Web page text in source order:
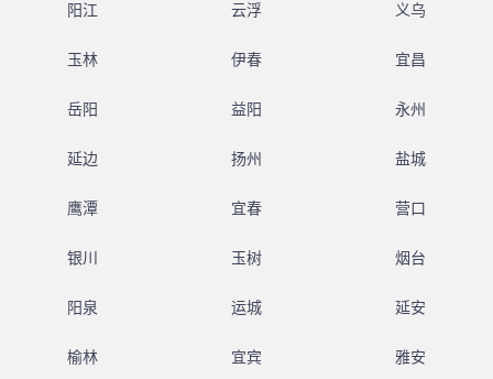
阳江 云浮 义乌
玉林 伊春 宜昌
岳阳 益阳 永州
延边 扬州 盐城
鹰潭 宜春 营口
银川 玉树 烟台
阳泉 运城 延安
榆林 宜宾 雅安